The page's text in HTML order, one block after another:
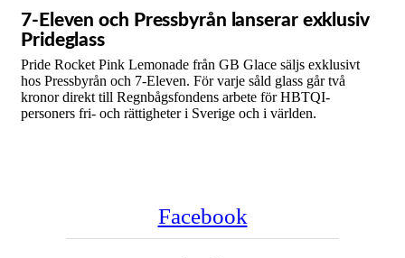
7-Eleven och Pressbyrån lanserar exklusiv
Prideglass
Pride Rocket Pink Lemonade från GB Glace säljs exklusivt
hos Pressbyrån och 7-Eleven. För varje såld glass går två
kronor direkt till Regnbågsfondens arbete för HBTQI-
personers fri- och rättigheter i Sverige och i världen.
Facebook